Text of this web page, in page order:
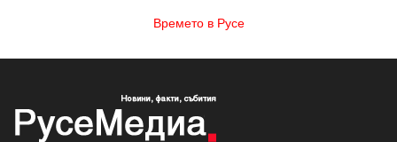
Времето в Русе